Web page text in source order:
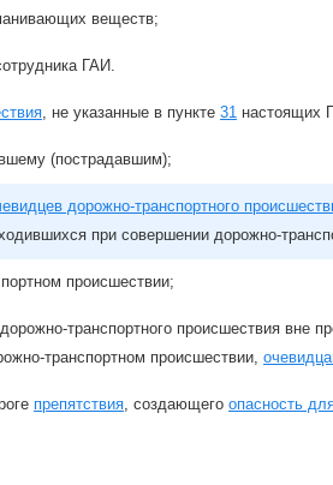
веществ;
ГАИ.
, не указанные в пункте 31 настоящих
(пострадавшим);
дорожно-транспортного
при совершении дорожно-
происшествии;
транспортного происшествия вне
транспортном происшествии,
препятствия, создающего опасность